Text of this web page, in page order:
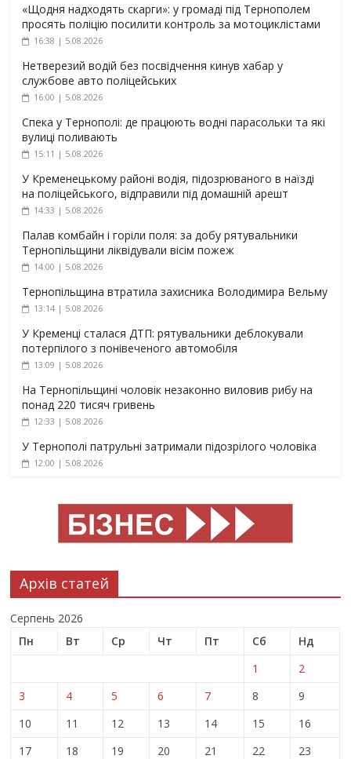
«Щодня надходять скарги»: у громаді під Тернополем
просять поліцію посилити контроль за мотоциклістами
16:38 | 5.08.2026
Нетверезий водій без посвідчення кинув хабар у
службове авто поліцейських
16:00 | 5.08.2026
Спека у Тернополі: де працюють водні парасольки та які
вулиці поливають
15:11 | 5.08.2026
У Кременецькому районі водія, підозрюваного в наїзді
на поліцейського, відправили під домашній арешт
14:33 | 5.08.2026
Палав комбайн і горіли поля: за добу рятувальники
Тернопільщини ліквідували вісім пожеж
14:00 | 5.08.2026
Тернопільщина втратила захисника Володимира Вельму
13:14 | 5.08.2026
У Кременці сталася ДТП: рятувальники деблокували
потерпілого з понівеченого автомобіля
13:09 | 5.08.2026
На Тернопільщині чоловік незаконно виловив рибу на
понад 220 тисяч гривень
12:33 | 5.08.2026
У Тернополі патрульні затримали підозрілого чоловіка
12:00 | 5.08.2026
Архів статей
Серпень 2026
Пн
Вт Ср Чт Пт Сб
Нд
1
2
3
4 5 6 7 8
9
10
11 12 13 14 15
16
17
18 19 20 21 22
23